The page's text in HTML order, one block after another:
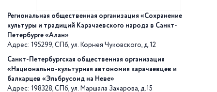
Региональная общественная организация «Сохранение
культуры и традиций Карачаевского народа в Санкт-
Петербурге «Алан»
Адрес: 195299, СПб, ул. Корнея Чуковского, д.12
Санкт-Петербургская общественная организация
«Национально-культурная автономия карачаевцев и
балкарцев «Эльбрусоид на Неве»
Адрес: 198328, СПб, ул. Маршала Захарова, д.15